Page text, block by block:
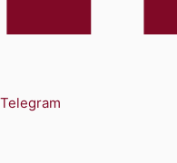
Telegram